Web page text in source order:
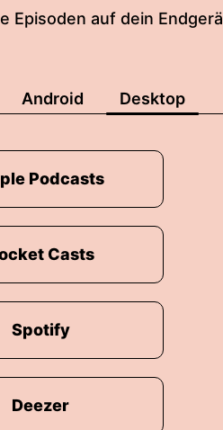
Episoden auf dein
Android Desktop
Podcasts
Casts
Spotify
Deezer